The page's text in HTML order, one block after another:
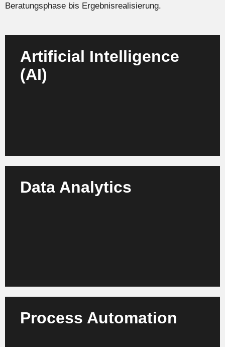
Beratungsphase bis Ergebnisrealisierung.
Artificial Intelligence
(AI)
Implementieren Sie agentische KI für automatisierte
Workflows, Codegenerierung und intelligente
Data Analytics
Erhalten Sie tiefe Einblicke mit KI-gestützter Analyse
Process Automation